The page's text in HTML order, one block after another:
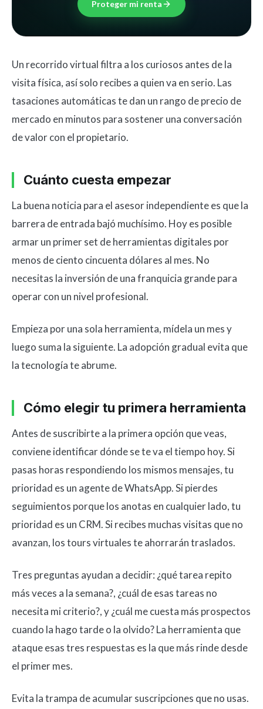
Proteger mi renta
Un recorrido virtual filtra a los curiosos antes de la
visita física, así solo recibes a quien va en serio. Las
tasaciones automáticas te dan un rango de precio de
mercado en minutos para sostener una conversación
de valor con el propietario.
Cuánto cuesta empezar
La buena noticia para el asesor independiente es que la
barrera de entrada bajó muchísimo. Hoy es posible
armar un primer set de herramientas digitales por
menos de ciento cincuenta dólares al mes. No
necesitas la inversión de una franquicia grande para
operar con un nivel profesional.
Empieza por una sola herramienta, mídela un mes y
luego suma la siguiente. La adopción gradual evita que
la tecnología te abrume.
Cómo elegir tu primera herramienta
Antes de suscribirte a la primera opción que veas,
conviene identificar dónde se te va el tiempo hoy. Si
pasas horas respondiendo los mismos mensajes, tu
prioridad es un agente de WhatsApp. Si pierdes
seguimientos porque los anotas en cualquier lado, tu
prioridad es un CRM. Si recibes muchas visitas que no
avanzan, los tours virtuales te ahorrarán traslados.
Tres preguntas ayudan a decidir: ¿qué tarea repito
más veces a la semana?, ¿cuál de esas tareas no
necesita mi criterio?, y ¿cuál me cuesta más prospectos
cuando la hago tarde o la olvido? La herramienta que
ataque esas tres respuestas es la que más rinde desde
el primer mes.
Evita la trampa de acumular suscripciones que no usas.